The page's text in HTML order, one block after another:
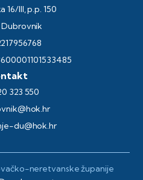
16/III, p.p. 150
323 550
du@hok.hr
neretvanske županije